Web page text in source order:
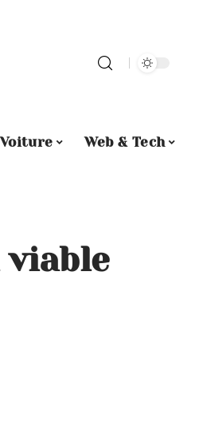
Voiture Web & Tech
viable